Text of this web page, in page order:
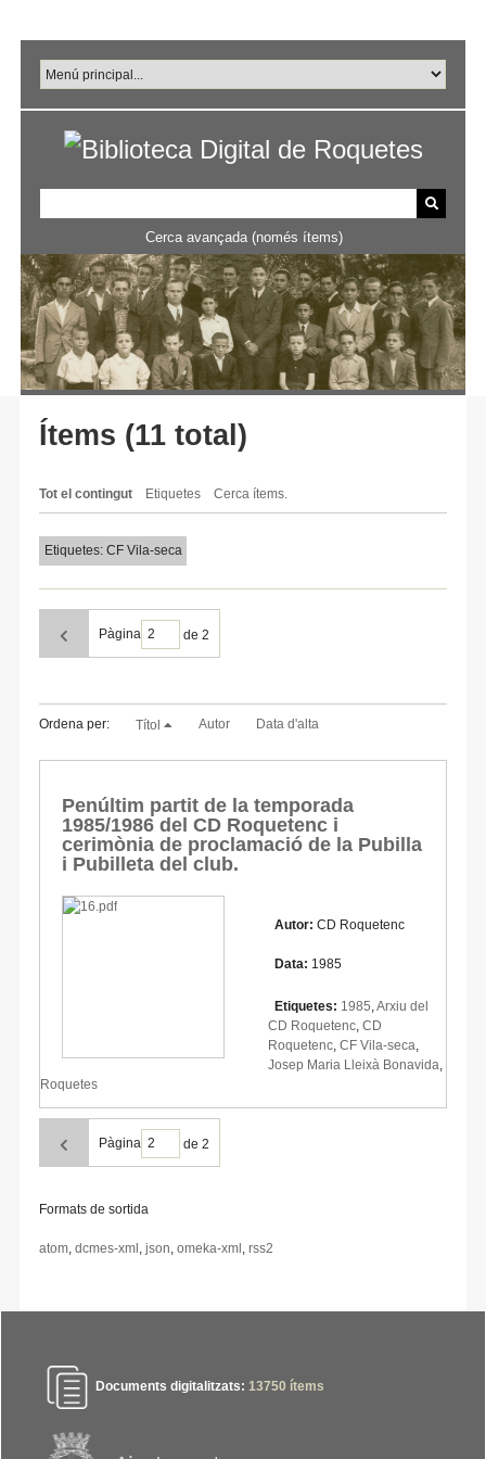
principal
Cerca avançada (només ítems)
Ítems (11 total)
Tot el contingut Etiquetes Cerca ítems.
Etiquetes: CF Vila-seca
Pàgina de 2
Ordena per: Títol Autor Data d'alta
Penúltim partit de la temporada
1985/1986 del CD Roquetenc i
cerimònia de proclamació de la Pubilla
i Pubilleta del club.
Autor: CD Roquetenc
Data: 1985
Etiquetes: 1985 Arxiu del
CD Roquetenc CD
Roquetenc CF Vila-seca
Josep Maria Lleixà Bonavida
Roquetes
Pàgina de 2
Formats de sortida
atom dcmes-xml json omeka-xml rss2
Documents digitalitzats: 13750 ítems